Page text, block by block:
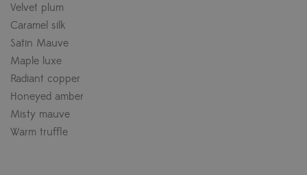
Velvet plum
Caramel silk
Satin Mauve
Maple luxe
Radiant copper
Honeyed amber
Misty mauve
Warm truffle